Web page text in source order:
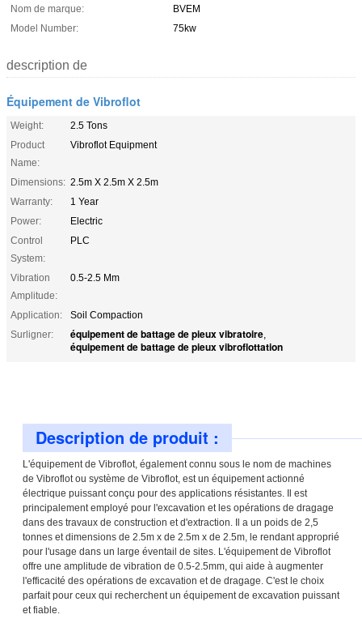
Nom de marque:
BVEM
Model Number:
75kw
description de
Équipement de Vibroflot
Weight:
2.5 Tons
Product
Name:
Vibroflot Equipment
Dimensions: 2.5m X 2.5m X 2.5m
Warranty:
1 Year
Power:
Electric
Control
System:
PLC
Vibration
Amplitude:
0.5-2.5 Mm
Application:
Soil Compaction
Surligner:
équipement de battage de pieux vibratoire,
équipement de battage de pieux vibroflottation
Description de produit :
L'équipement de Vibroflot, également connu sous le nom de machines
de Vibroflot ou système de Vibroflot, est un équipement actionné
électrique puissant conçu pour des applications résistantes. Il est
principalement employé pour l'excavation et les opérations de dragage
dans des travaux de construction et d'extraction. Il a un poids de 2,5
tonnes et dimensions de 2.5m x de 2.5m x de 2.5m, le rendant approprié
pour l'usage dans un large éventail de sites. L'équipement de Vibroflot
offre une amplitude de vibration de 0.5-2.5mm, qui aide à augmenter
l'efficacité des opérations de excavation et de dragage. C'est le choix
parfait pour ceux qui recherchent un équipement de excavation puissant
et fiable.